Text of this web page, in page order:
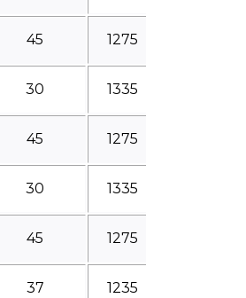
45 1275
30 1335
45 1275
30 1335
45 1275
37 1235